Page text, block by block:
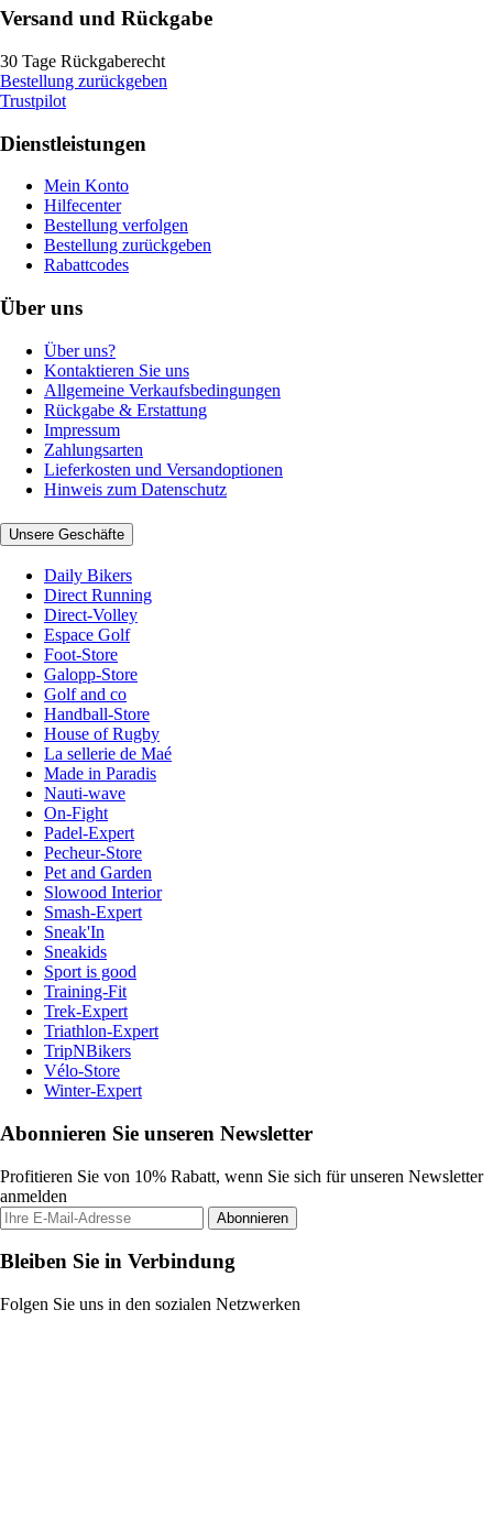
Versand und Rückgabe
30 Tage Rückgaberecht
Bestellung zurückgeben
Trustpilot
Dienstleistungen
Mein Konto
Hilfecenter
Bestellung verfolgen
Bestellung zurückgeben
Rabattcodes
Über uns
Über uns?
Kontaktieren Sie uns
Allgemeine Verkaufsbedingungen
Rückgabe & Erstattung
Impressum
Zahlungsarten
Lieferkosten und Versandoptionen
Hinweis zum Datenschutz
Unsere Geschäfte
Daily Bikers
Direct Running
Direct-Volley
Espace Golf
Foot-Store
Galopp-Store
Golf and co
Handball-Store
House of Rugby
La sellerie de Maé
Made in Paradis
Nauti-wave
On-Fight
Padel-Expert
Pecheur-Store
Pet and Garden
Slowood Interior
Smash-Expert
Sneak'In
Sneakids
Sport is good
Training-Fit
Trek-Expert
Triathlon-Expert
TripNBikers
Vélo-Store
Winter-Expert
Abonnieren Sie unseren Newsletter
Profitieren Sie von 10% Rabatt, wenn Sie sich für unseren Newsletter
anmelden
Abonnieren
Bleiben Sie in Verbindung
Folgen Sie uns in den sozialen Netzwerken